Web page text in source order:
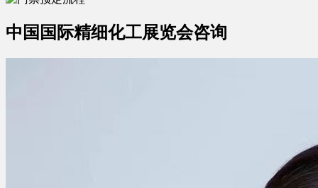
中国国际精细化工展览会咨询